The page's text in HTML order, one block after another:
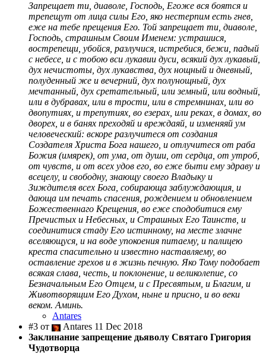
Запрещает ти, диаволе, Господь, Егоже вся боятся и
трепещут от лица силы Его, яко нестерпим есть гнев,
еже на тебе прещения Его. Той запрещает ти, диаволе,
Господь, страшным Своим Именем: устрашися,
вострепещи, убойся, разлучися, истребися, бежи, падый
с небесе, и с тобою вси лукавии дуси, всякий дух лукавый,
дух нечистоты, дух лукавства, дух нощный и дневный,
полуденный же и вечерний, дух полунощный, дух
мечтанный, дух сретательный, или земный, или водный,
или в дубравах, или в трости, или в стремнинах, или во
двопутиях, и трепутиях, во езерах, или реках, в домах, во
дворех, и в банях преходяй и вреждаяй, и изменяяй ум
человеческий: вскоре разлучитеся от создания
Создателя Христа Бога нашего, и отлучитеся от раба
Божия (имярек), от ума, от души, от сердца, от утроб,
от чувств, и от всех удов его, во еже быти ему здраву и
всецелу, и свободну, знающу своего Владыку и
Зиждителя всех Бога, собирающа заблуждающия, и
дающа им печать спасения, рождением и обновлением
Божественнаго Крещения, во еже сподобитися ему
Пречистых и Небесных, и Страшных Его Таинств, и
соединитися стаду Его истинному, на месте злачне
вселяющуся, и на воде упокоения питаему, и палицею
креста спасительно и известно наставляему, во
оставление грехов и в жизнь печную. Яко Тому подобает
всякая слава, честь, и поклонение, и великолепие, со
Безначальным Его Отцем, и с Пресвятым, и Благим, и
Животворящим Его Духом, ныне и присно, и во веки
веком. Аминь.
Antares
#3 от
Antares 11 Dec 2018
Заклинание запрещение дьяволу Святаго Григория
Чудотворца